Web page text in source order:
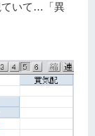
ていて…「異